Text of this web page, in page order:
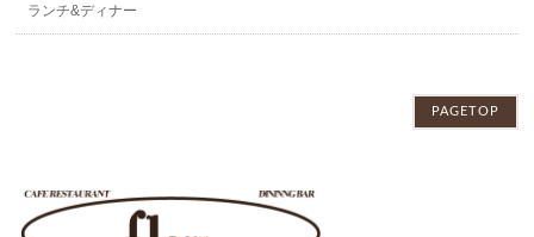
ランチ&ディナー
PAGETOP